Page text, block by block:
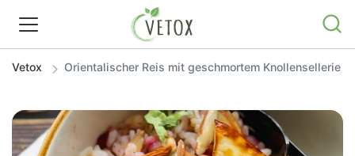
REZEPTWELT
WISSEN
Vetox Orientalischer Reis mit geschmortem Knollensellerie